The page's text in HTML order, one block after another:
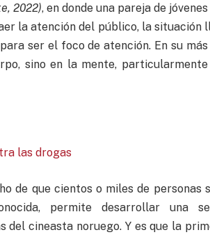
2022), en donde una pareja de
la atención del público, la situación
ser el foco de atención. En su
sino en la mente,
las drogas
de que cientos o miles de personas
permite desarrollar una
cineasta noruego. Y es que la